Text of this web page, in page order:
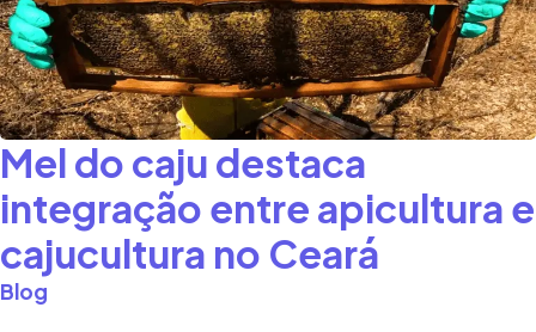
Mel do caju destaca
integração entre apicultura e
cajucultura no Ceará
Blog